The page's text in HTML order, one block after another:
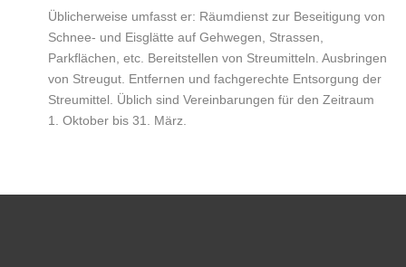
Üblicherweise umfasst er: Räumdienst zur Beseitigung von
Schnee- und Eisglätte auf Gehwegen, Strassen,
Parkflächen, etc. Bereitstellen von Streumitteln. Ausbringen
von Streugut. Entfernen und fachgerechte Entsorgung der
Streumittel. Üblich sind Vereinbarungen für den Zeitraum
1. Oktober bis 31. März.